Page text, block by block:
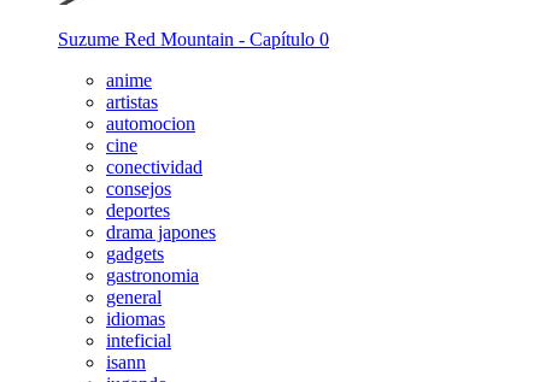
Suzume Red Mountain - Capítulo 0
anime
artistas
automocion
cine
conectividad
consejos
deportes
drama japones
gadgets
gastronomia
general
idiomas
inteficial
isann